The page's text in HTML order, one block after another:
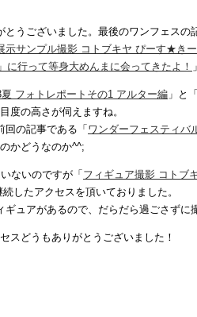
うございました。最後のワンフェスの
示サンプル撮影 コトブキヤ ぴーす★き
に行って等身大めんまに会ってきたよ！
フォトレポートその1 アルター編 」と「
度の高さが伺えますね。
回の記事である「 ワンダーフェスティバ
かどうなのか^^;
ないのですが「 フィギュア撮影 コトブ
したアクセスを頂いておりました。
ュアがあるので、だらだら過ごさずに
スどうもありがとうございました！